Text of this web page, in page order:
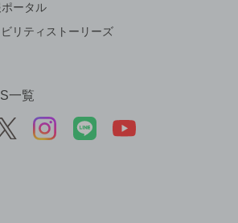
ータル
リティストーリーズ
一覧